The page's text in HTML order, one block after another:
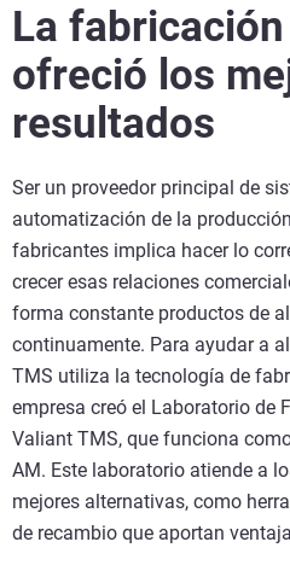
La
ofreció los
resultados
Ser un proveedor principal de
automatización de la
fabricantes implica hacer lo
crecer esas relaciones
forma constante productos de
continuamente. Para ayudar a
TMS utiliza la tecnología de
empresa creó el Laboratorio de
Valiant TMS, que funciona
AM. Este laboratorio atiende a
mejores alternativas, como
de recambio que aportan